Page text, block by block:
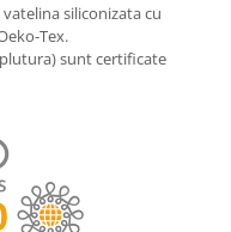
siliconizata cu
Tex.
sunt certificate